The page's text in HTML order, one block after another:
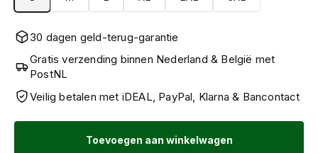
30 dagen geld-terug-garantie
Gratis verzending binnen Nederland & België met
PostNL
Veilig betalen met iDEAL, PayPal, Klarna & Bancontact
Toevoegen aan winkelwagen